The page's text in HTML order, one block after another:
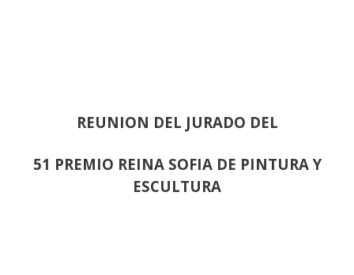
REUNION DEL JURADO DEL
51 PREMIO REINA SOFIA DE PINTURA Y
ESCULTURA